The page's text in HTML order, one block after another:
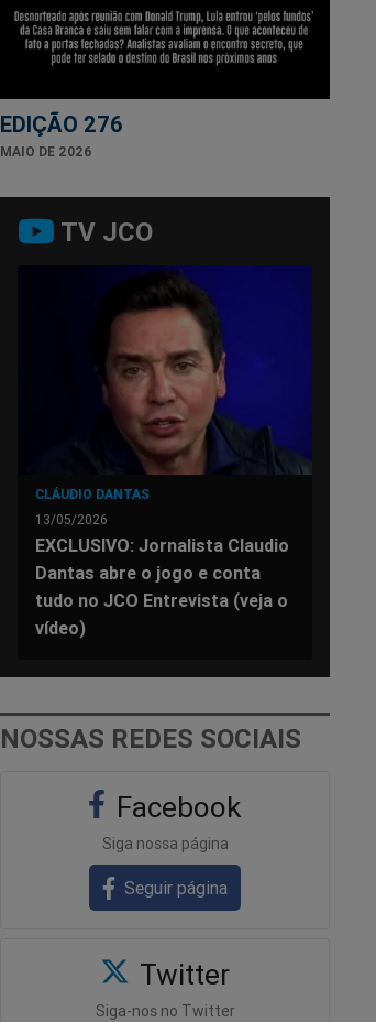
EDIÇÃO 276
MAIO DE 2026
TV JCO
CLÁUDIO DANTAS
13/05/2026
EXCLUSIVO: Jornalista Claudio
Dantas abre o jogo e conta
tudo no JCO Entrevista (veja o
vídeo)
NOSSAS REDES SOCIAIS
Facebook
Siga nossa página
Seguir página
Twitter
Siga-nos no Twitter